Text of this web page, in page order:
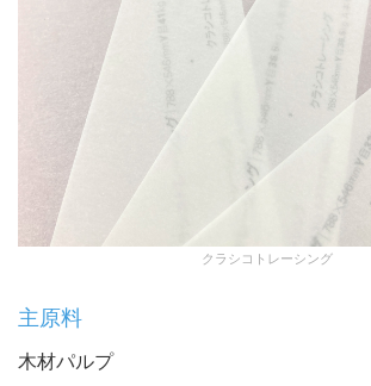
クラシコトレーシング
主原料
木材パルプ